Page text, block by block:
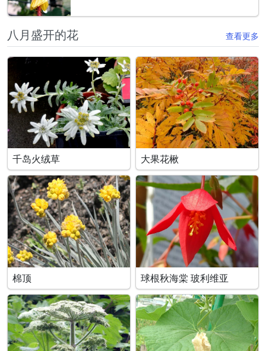
八月盛开的花 查看更多
千岛火绒草 大果花楸
棉顶 球根秋海棠 玻利维亚